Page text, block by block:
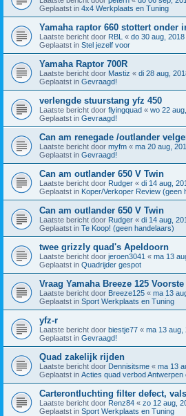
Geplaatst in 4x4 Werkplaats en Tuning
Yamaha raptor 660 stottert onder
Laatste bericht door RBL « do 30 aug,
Geplaatst in Stel jezelf voor
Yamaha Raptor 700R
Laatste bericht door Mastiz « di 28 aug,
Geplaatst in Gevraagd!
verlengde stuurstang yfz 450
Laatste bericht door flyingquad « wo 22
Geplaatst in Gevraagd!
Can am renegade /outlander
Laatste bericht door myfm « ma 20 aug,
Geplaatst in Gevraagd!
Can am outlander 650 V Twin
Laatste bericht door Rudger « di 14 aug,
Geplaatst in Koper/Verkoper Review (geen
Can am outlander 650 V Twin
Laatste bericht door Rudger « di 14 aug,
Geplaatst in Te Koop! (geen handelaars)
twee grizzly quad's Apeldoorn
Laatste bericht door jeroen3041 « ma 13
Geplaatst in Quadrijder gespot
Vraag Yamaha Breeze 125
Laatste bericht door Breeze125 « ma 13
Geplaatst in Sport Werkplaats en Tuning
yfz-r
Laatste bericht door biestje77 « ma 13 aug,
Geplaatst in Gevraagd!
Quad zakelijk rijden
Laatste bericht door Dennisitsme « ma 13
Geplaatst in Acties quad verbod Antwerpen
Carterontluchting filter defect,
Laatste bericht door Renz84 « zo 12 aug,
Geplaatst in Sport Werkplaats en Tuning